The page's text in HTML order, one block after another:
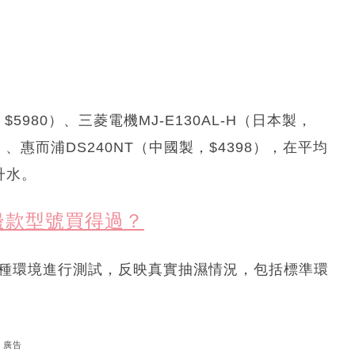
）、三菱電機MJ-E130AL-H（日本製，
惠而浦DS240NT（中國製，$4398），在平均
。
型號買得過？
環境進行測試，反映真實抽濕情況，包括標準環
廣告